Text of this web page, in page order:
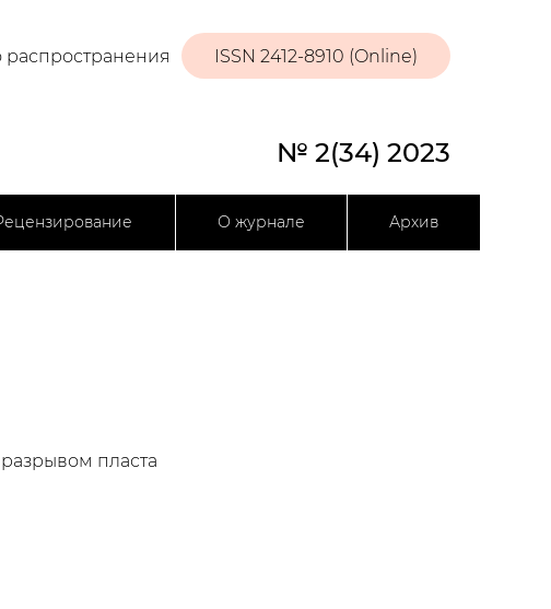
ISSN 2412-8910 (Online)
распространения
№ 2(34) 2023
О журнале Архив
пласта